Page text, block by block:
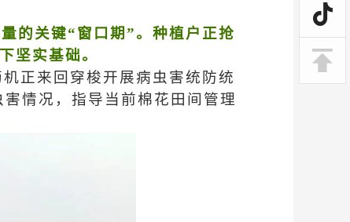
的关键“窗口期”。种植户正抢
坚实基础。
正来回穿梭开展病虫害统防统
情况，指导当前棉花田间管理